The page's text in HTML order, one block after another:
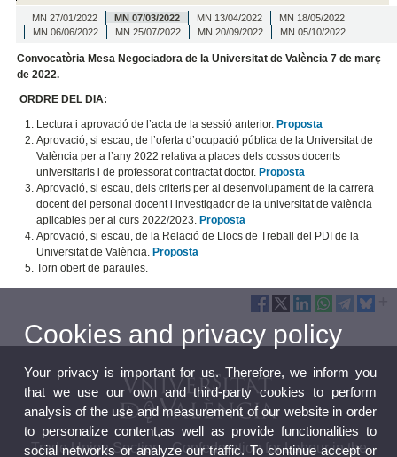
MN 27/01/2022 MN 07/03/2022 MN 13/04/2022
MN 18/05/2022
MN 06/06/2022
MN 25/07/2022 MN 20/09/2022 MN 05/10/2022
Convocatòria Mesa Negociadora de la Universitat de València 7 de març
de 2022.
ORDRE DEL DIA:
Lectura i aprovació de l’acta de la sessió anterior. Proposta
Aprovació, si escau, de l’oferta d’ocupació pública de la Universitat de
València per a l’any 2022 relativa a places dels cossos docents
universitaris i de professorat contractat doctor. Proposta
Aprovació, si escau, dels criteris per al desenvolupament de la carrera
docent del personal docent i investigador de la universitat de valència
aplicables per al curs 2022/2023. Proposta
Aprovació, si escau, de la Relació de Llocs de Treball del PDI de la
Universitat de València. Proposta
Torn obert de paraules.
Trade Union Section - Confederation for Labour in the
Cookies and privacy policy
Your privacy is important for us. Therefore, we inform you
that we use our own and third-party cookies to perform
analysis of the use and measurement of our website in order
to personalize content,as well as provide functionalities to
social networks or analyze our traffic. To continue accept or